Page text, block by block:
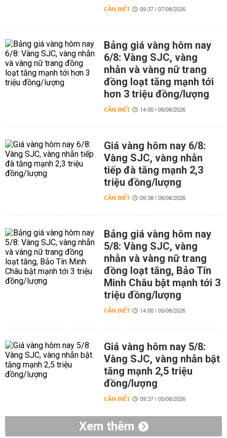
CẦN BIẾT 09:37 | 07/08/2026
Bảng giá vàng hôm nay
6/8: Vàng SJC, vàng
nhẫn và vàng nữ trang
đồng loạt tăng mạnh tới
hơn 3 triệu đồng/lượng
CẦN BIẾT 14:00 | 06/08/2026
Giá vàng hôm nay 6/8:
Vàng SJC, vàng nhẫn
tiếp đà tăng mạnh 2,3
triệu đồng/lượng
CẦN BIẾT 09:38 | 06/08/2026
Bảng giá vàng hôm nay
5/8: Vàng SJC, vàng
nhẫn và vàng nữ trang
đồng loạt tăng, Bảo Tín
Minh Châu bật mạnh tới 3
triệu đồng/lượng
CẦN BIẾT 14:00 | 05/08/2026
Giá vàng hôm nay 5/8:
Vàng SJC, vàng nhẫn bật
tăng mạnh 2,5 triệu
đồng/lượng
CẦN BIẾT 09:37 | 05/08/2026
Xem thêm